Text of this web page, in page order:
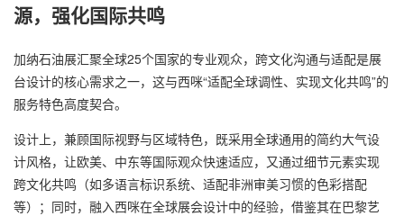
源，强化国际共鸣
加纳石油展汇聚全球25个国家的专业观众，跨文化沟通与适配是展
台设计的核心需求之一，这与西咪“适配全球调性、实现文化共鸣”的
服务特色高度契合。
设计上，兼顾国际视野与区域特色，既采用全球通用的简约大气设
计风格，让欧美、中东等国际观众快速适应，又通过细节元素实现
跨文化共鸣（如多语言标识系统、适配非洲审美习惯的色彩搭配
等）；同时，融入西咪在全球展会设计中的经验，借鉴其在巴黎艺